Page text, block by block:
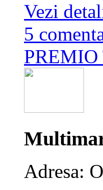
Vezi
5
PREMIO
Adresa: